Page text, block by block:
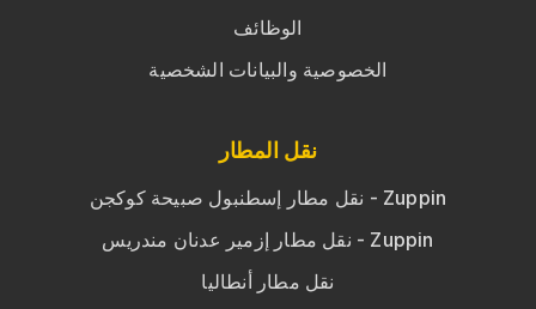
الوظائف
الخصوصية والبيانات الشخصية
نقل المطار
نقل مطار إسطنبول صبيحة كوكجن - Zuppin
نقل مطار إزمير عدنان مندريس - Zuppin
نقل مطار أنطاليا